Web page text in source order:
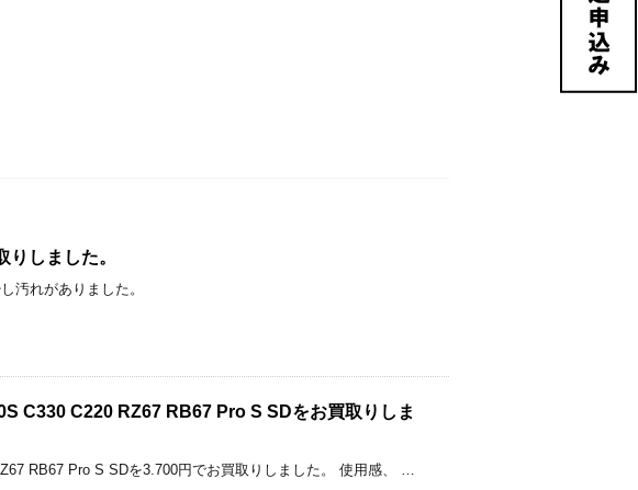
しました。
汚れがありました。
C330 C220 RZ67 RB67 Pro S SDをお買取りしま
RB67 Pro S SDを3.700円でお買取りしました。 使用感、 …